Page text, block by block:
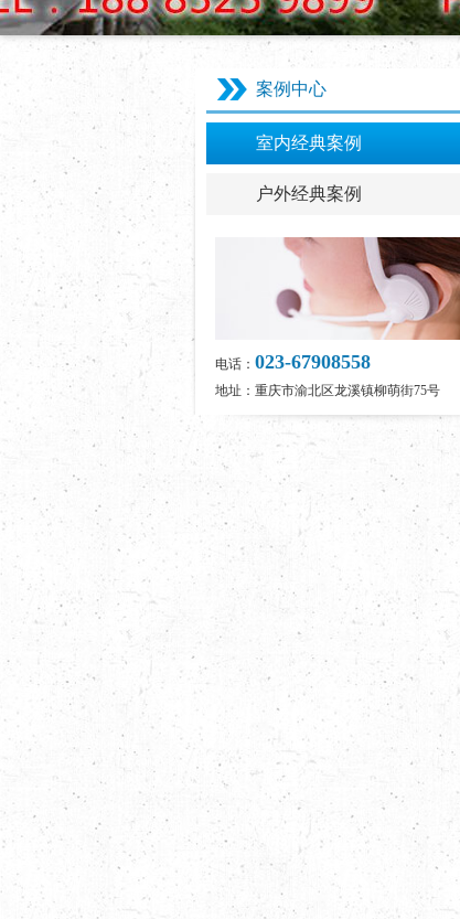
案例中心
室内经典案例
户外经典案例
电话： 023-67908558
地址：重庆市渝北区龙溪镇柳萌街75号